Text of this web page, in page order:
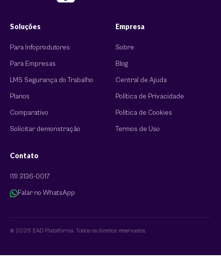
Soluções
Para Infoprodutores
Para Empresas
LMS Segurança do Trabalho
Planos
Comparativo
Solicitar demonstração
Empresa
Sobre
Blog
Central de Ajuda
Política de Privacidade
Política de Cookies
Termos de Uso
Contato
(11) 3136-0017
Falar no WhatsApp
© 2026 EAD Plataforma. Todos os direitos reservados.